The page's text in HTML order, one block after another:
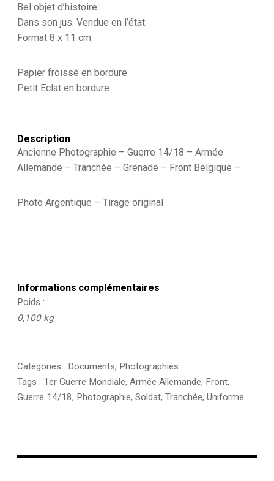
Bel objet d’histoire.
Dans son jus. Vendue en l’état.
Format 8 x 11 cm
Papier froissé en bordure
Petit Eclat en bordure
Description
Ancienne Photographie – Guerre 14/18 – Armée
Allemande – Tranchée – Grenade – Front Belgique –
Photo Argentique – Tirage original
Informations complémentaires
Poids
0,100 kg
Catégories : Documents, Photographies
Tags : 1er Guerre Mondiale, Armée Allemande, Front,
Guerre 14/18, Photographie, Soldat, Tranchée, Uniforme